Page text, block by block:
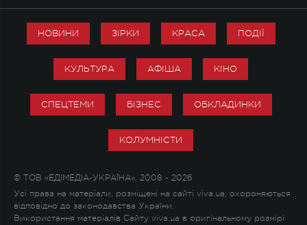
НОВИНИ ЗІРКИ КРАСА ПОДІЇ
КУЛЬТУРА АФІША КІНО
СПЕЦТЕМИ БІЗНЕС ОБКЛАДИНКИ
КОЛУМНІСТИ
© ТОВ «ЕДІМЕДІА-УКРАЇНА», 2008 - 2026
Усі права на матеріали, розміщені на сайті viva.ua, охороняються
відповідно до законодавства України.
Використання матеріалів Сайту viva.ua в оригінальному розмірі